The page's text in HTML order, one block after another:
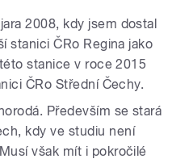
2008, kdy jsem dostal
stanici ČRo Regina jako
stanice v roce 2015
ČRo Střední Čechy.
Především se stará
kdy ve studiu není
však mít i pokročilé